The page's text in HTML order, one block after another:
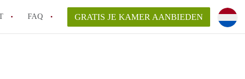
FAQ GRATIS JE KAMER AANBIEDEN